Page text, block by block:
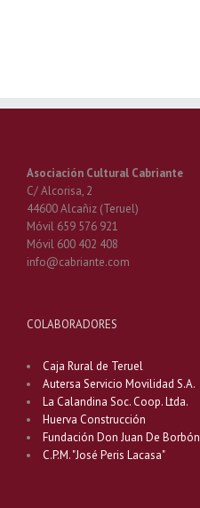
Asociación Cultural Cabriante
C/ Alcorisa, 2
44600 Alcañiz (Teruel)
Móvil 659 576 921
Móvil 600 402 408
info@cabriante.com
COLABORADORES
Caja Rural de Teruel
Autersa Servicio Movilidad S.A.
La Calandina Soc. Coop. Ltda.
Huerva Construcción
Fundación Don Juan De Borbón
C.P.M. "José Peris Lacasa"